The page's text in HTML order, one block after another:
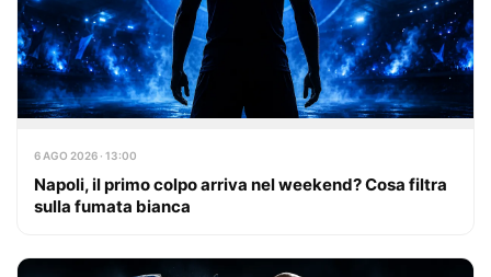
6 AGO 2026 · 13:00
Napoli, il primo colpo arriva nel weekend? Cosa filtra
sulla fumata bianca